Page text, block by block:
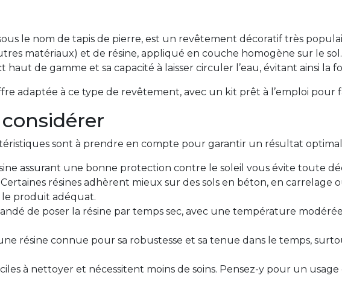
le nom de tapis de pierre, est un revêtement décoratif très
matériaux) et de résine, appliqué en couche homogène sur le
haut de gamme et sa capacité à laisser circuler l’eau, évitant ainsi la
adaptée à ce type de revêtement, avec un kit prêt à l’emploi pour
sont à prendre en compte pour garantir un résultat optimal
assurant une bonne protection contre le soleil vous évite toute
Certaines résines adhèrent mieux sur des sols en béton, en carrelage
produit adéquat.
de poser la résine par temps sec, avec une température
une résine connue pour sa robustesse et sa tenue dans le temps,
à nettoyer et nécessitent moins de soins. Pensez-y pour un